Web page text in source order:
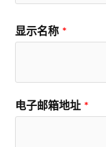
显示名称 *
电子邮箱地址 *